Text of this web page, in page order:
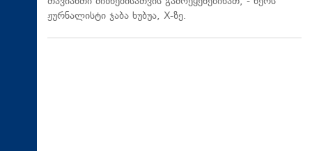
ჟურნალისტი ჯაბა ხუბუა, X-ზე.